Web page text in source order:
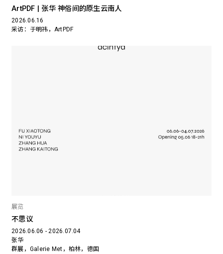
ArtPDF | 张华 神俗间的原生云南人
2026.06.16
采访：于明祎，ArtPDF
展览
不思议
2026.06.06 - 2026.07.04
张华
群展，Galerie Met，柏林，德国